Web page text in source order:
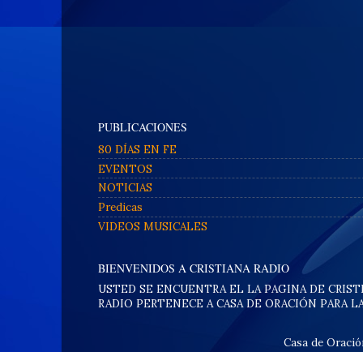
PUBLICACIONES
80 DÍAS EN FE
EVENTOS
NOTICIAS
Predicas
VIDEOS MUSICALES
BIENVENIDOS A CRISTIANA RADIO
USTED SE ENCUENTRA EL LA PAGINA DE
RADIO PERTENECE A CASA DE ORACIÓN PARA
Casa de